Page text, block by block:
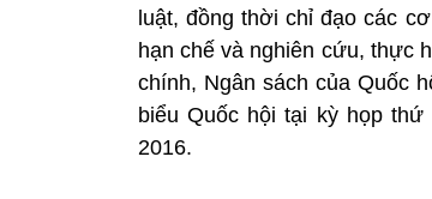
luật, đồng thời chỉ đạo các
hạn chế và nghiên cứu, thực
chính, Ngân sách của Quốc
biểu Quốc hội tại kỳ họp
2016.